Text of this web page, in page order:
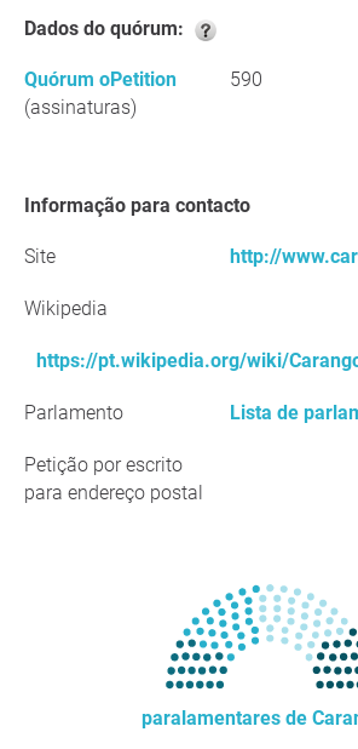
Dados do quórum:
Quórum oPetition
(assinaturas)
590
Informação para contacto
Site http://
Wikipedia
https://pt.wikipedia.org/wiki/
Parlamento Lista de
Petição por escrito
para endereço postal
paralamentares de